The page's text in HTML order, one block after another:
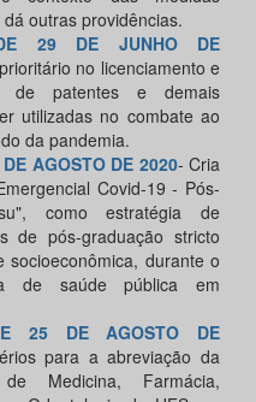
outras providências.
29 DE JUNHO DE
no licenciamento e
de patentes e demais
utilizadas no combate ao
da pandemia.
AGOSTO DE 2020- Cria
Covid-19 - Pós-
como estratégia de
de pós-graduação stricto
socioeconômica, durante o
de saúde pública em
25 DE AGOSTO DE
para a abreviação da
Medicina, Farmácia,